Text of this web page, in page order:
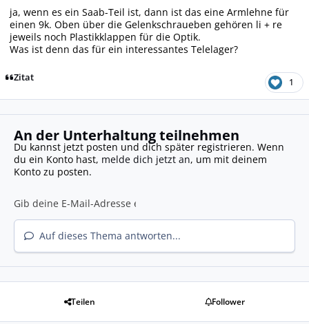
ja, wenn es ein Saab-Teil ist, dann ist das eine Armlehne für
einen 9k. Oben über die Gelenkschraueben gehören li + re
jeweils noch Plastikklappen für die Optik.
Was ist denn das für ein interessantes Telelager?
Zitat 1
An der Unterhaltung teilnehmen
Du kannst jetzt posten und dich später registrieren. Wenn
du ein Konto hast, melde dich jetzt an, um mit deinem
Konto zu posten.
Auf dieses Thema antworten...
Teilen Follower